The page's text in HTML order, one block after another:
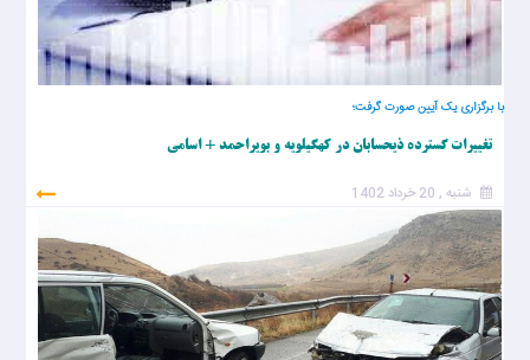
با برگزاری یک آیین صورت گرفت؛
تغییرات گسترده ذیحسابان در کهگیلویه و بویراحمد + اسامی
شنبه , 20 خرداد 1402